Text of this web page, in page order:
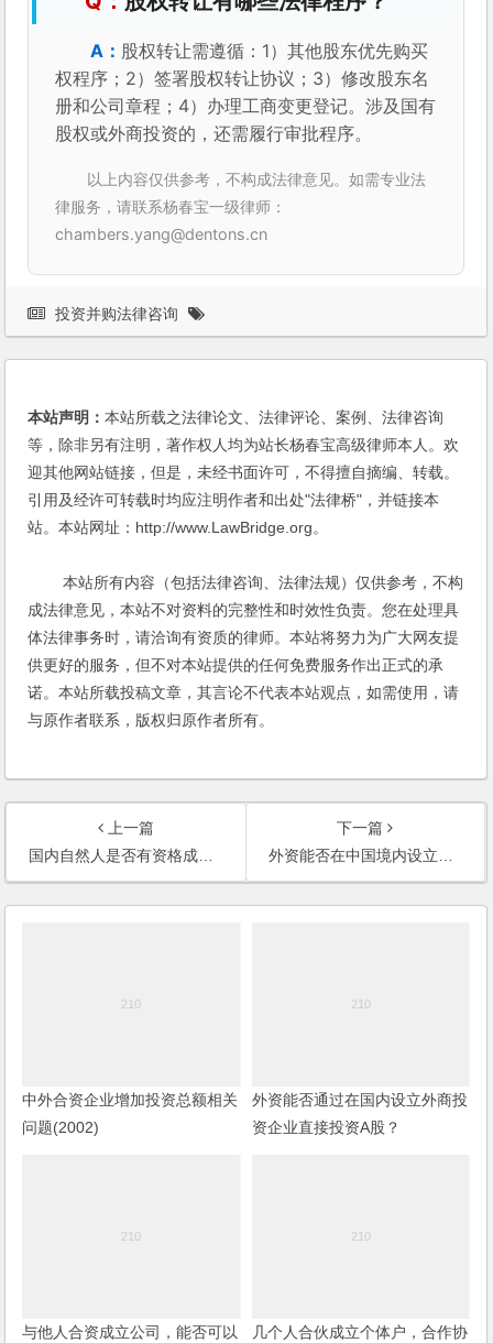
股权转让需遵循：1）其他股东优先购买
权程序；2）签署股权转让协议；3）修改股东名
册和公司章程；4）办理工商变更登记。涉及国有
股权或外商投资的，还需履行审批程序。
以上内容仅供参考，不构成法律意见。如需专业法
律服务，请联系杨春宝一级律师：
chambers.yang@dentons.cn
投资并购法律咨询
本站声明：本站所载之法律论文、法律评论、案例、法律咨询
等，除非另有注明，著作权人均为站长杨春宝高级律师本人。欢
迎其他网站链接，但是，未经书面许可，不得擅自摘编、转载。
引用及经许可转载时均应注明作者和出处"法律桥"，并链接本
站。本站网址：http://www.LawBridge.org。
本站所有内容（包括法律咨询、法律法规）仅供参考，不构
成法律意见，本站不对资料的完整性和时效性负责。您在处理具
体法律事务时，请洽询有资质的律师。本站将努力为广大网友提
供更好的服务，但不对本站提供的任何免费服务作出正式的承
诺。本站所载投稿文章，其言论不代表本站观点，如需使用，请
与原作者联系，版权归原作者所有。
上一篇
国内自然人是否有资格成立中外合资公司？
下一篇
外资能否在中国境内设立慈善机构？
中外合资企业增加投资总额相关
问题(2002)
外资能否通过在国内设立外商投
资企业直接投资A股？
与他人合资成立公司，能否可以
几个人合伙成立个体户，合作协